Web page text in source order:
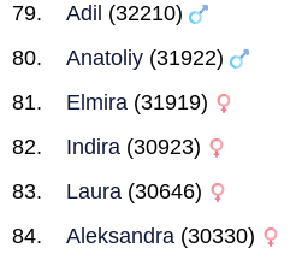
Adil (32210)
Anatoliy (31922)
Elmira (31919)
Indira (30923)
Laura (30646)
Aleksandra (30330)